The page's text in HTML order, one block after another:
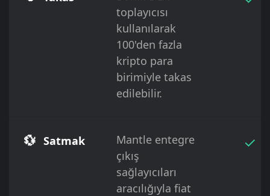
toplayıcısı
kullanılarak
100'den fazla
kripto para
birimiyle takas
edilebilir.
💱 Satmak
Mantle entegre
çıkış
sağlayıcıları
aracılığıyla fiat
✓